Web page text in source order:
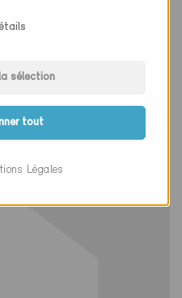
individuel
sélection
tout
Légales